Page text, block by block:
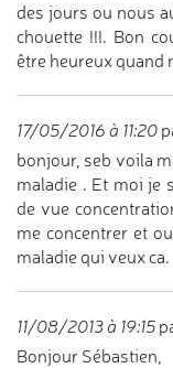
des jours ou nous
chouette !!!. Bon
être heureux quand
17/05/2016 à 11:20
bonjour, seb voila
maladie . Et moi je
de vue
me concentrer et
maladie qui veux ca.
11/08/2013 à 19:15
Bonjour Sébastien,